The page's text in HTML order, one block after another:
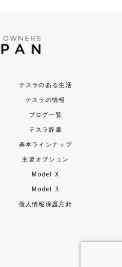
テスラのある生活
テスラの情報
ブログ一覧
テスラ辞書
基本ラインナップ
主要オプション
Model X
Model 3
個人情報保護方針